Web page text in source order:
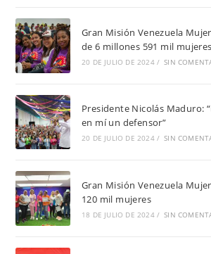
Gran Misión Venezuela
de 6 millones 591 mil mujeres
20 DE JULIO DE 2024 / SIN
Presidente Nicolás Maduro:
en mí un defensor”
20 DE JULIO DE 2024 / SIN
Gran Misión Venezuela
120 mil mujeres
18 DE JULIO DE 2024 / SIN